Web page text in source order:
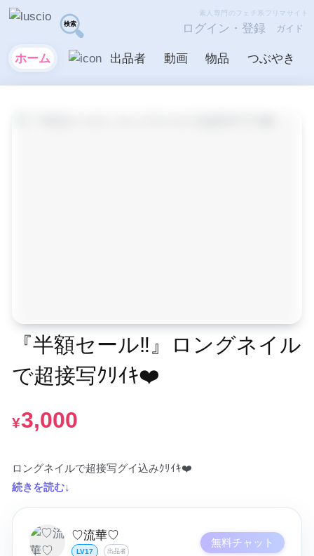
ホーム 出品者 動画 物品 つぶやき
素人専門のフェチ系フリマサイト
ログイン・登録 ガイド
『半額セール‼️』ロングネイル
で超接写ｸﾘｲｷ❤️
¥3,000
続きを読む↓
♡流華♡
LV17 出品者
無料チャット